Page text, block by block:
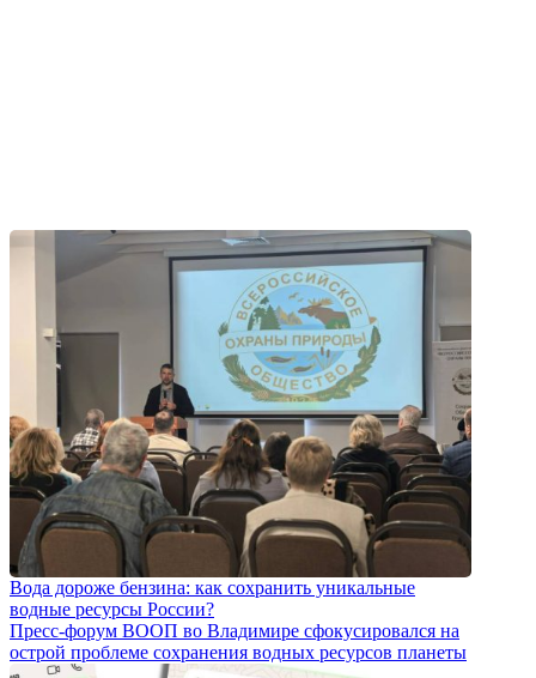
Вода дороже бензина: как сохранить уникальные
водные ресурсы России?
Пресс-форум ВООП во Владимире сфокусировался на
острой проблеме сохранения водных ресурсов планеты